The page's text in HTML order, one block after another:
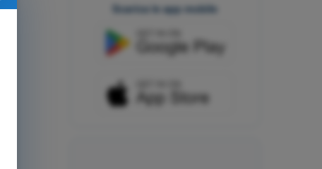
Scarica le app mobile